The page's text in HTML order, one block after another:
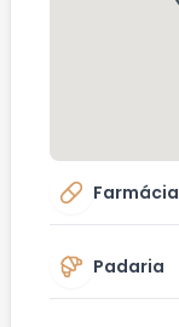
Farmácia
Padaria